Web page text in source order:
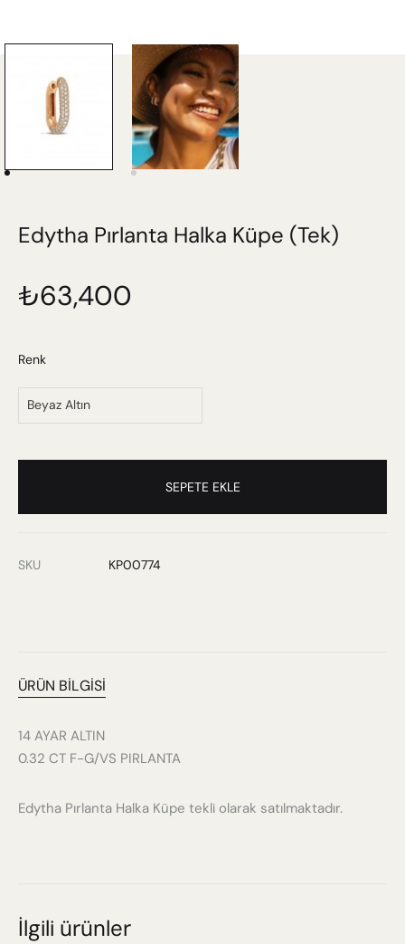
Edytha Pırlanta Halka Küpe (Tek)
₺63,400
Renk
SEPETE EKLE
SKU KP00774
ÜRÜN BILGISI
14 AYAR ALTIN
0.32 CT F-G/VS PIRLANTA
Edytha Pırlanta Halka Küpe tekli olarak satılmaktadır.
İlgili ürünler